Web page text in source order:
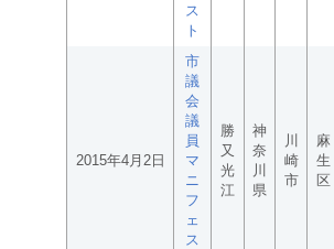
ス
ト
2015年4月2日
市
議
会
議
員
マ
ニ
フ
ェ
ス
勝
又
光
江
神
奈
川
県
川
崎
市
麻
生
区